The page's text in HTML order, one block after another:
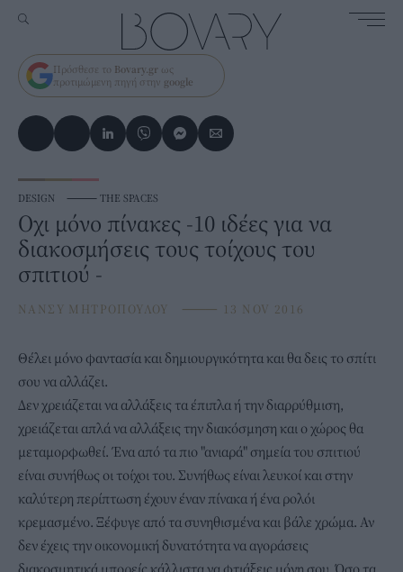
Πρόσθεσε το Bovary.gr ως
προτιμώμενη πηγή στην google
DESIGN ⸻ THE SPACES
Οχι μόνο πίνακες -10 ιδέες για να
διακοσμήσεις τους τοίχους του
σπιτιού -
ΝΑΝΣΥ ΜΗΤΡΟΠΟΥΛΟΥ ⸻ 13 NOV 2016
Θέλει μόνο φαντασία και δημιουργικότητα και θα δεις το σπίτι
σου να αλλάζει.
Δεν χρειάζεται να αλλάξεις τα έπιπλα ή την διαρρύθμιση,
χρειάζεται απλά να αλλάξεις την διακόσμηση και ο χώρος θα
μεταμορφωθεί. Ένα από τα πιο "ανιαρά" σημεία του σπιτιού
είναι συνήθως οι τοίχοι του. Συνήθως είναι λευκοί και στην
καλύτερη περίπτωση έχουν έναν πίνακα ή ένα ρολόι
κρεμασμένο. Ξέφυγε από τα συνηθισμένα και βάλε χρώμα. Αν
δεν έχεις την οικονομική δυνατότητα να αγοράσεις
διακοσμητικά μπορείς κάλλιστα να φτιάξεις μόνη σου. Όσο τα